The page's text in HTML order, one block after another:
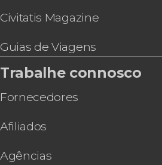
Civitatis Magazine
Guias de Viagens
Trabalhe connosco
Fornecedores
Afiliados
Agências